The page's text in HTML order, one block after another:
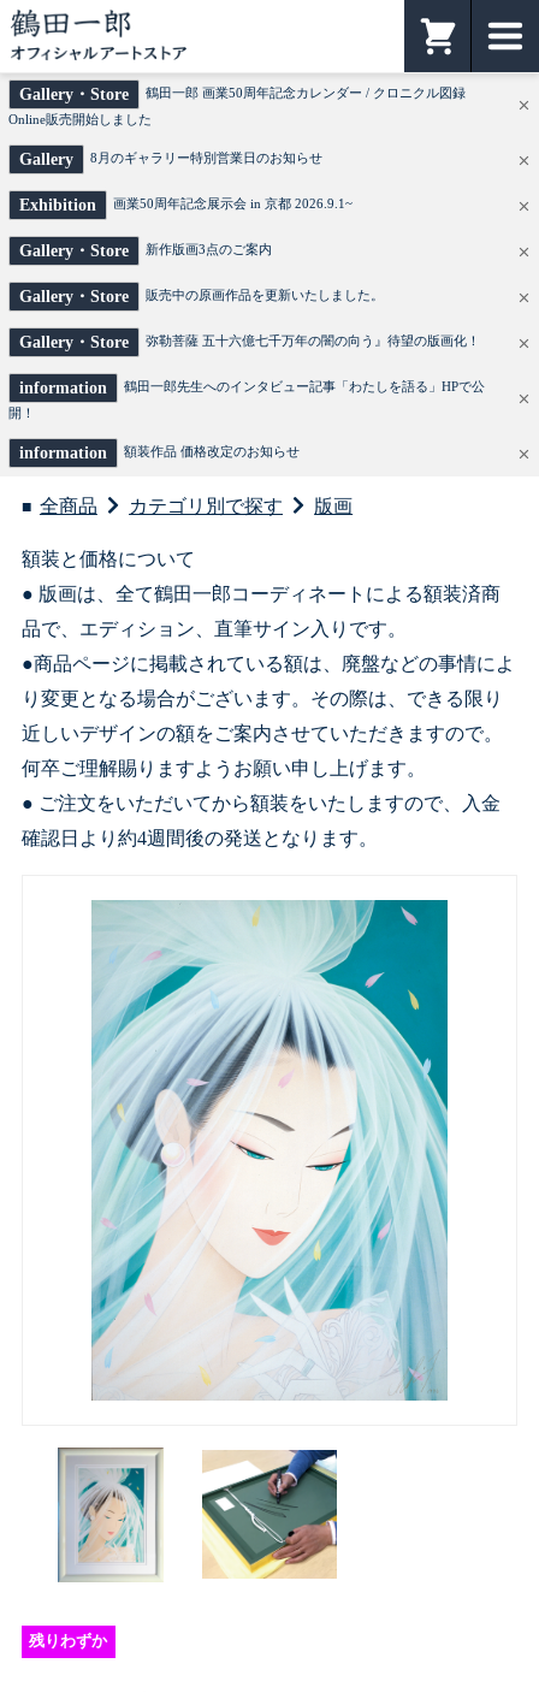
Gallery・Store
鶴田一郎 画業50周年記念カレンダー / クロニクル図録
Online販売開始しました
Gallery 8月のギャラリー特別営業日のお知らせ
Exhibition 画業50周年記念展示会 in 京都 2026.9.1~
Gallery・Store 新作版画3点のご案内
Gallery・Store 販売中の原画作品を更新いたしました。
Gallery・Store 弥勒菩薩 五十六億七千万年の闇の向う』待望の版画化！
information
鶴田一郎先生へのインタビュー記事「わたしを語る」HPで公
開！
information 額装作品 価格改定のお知らせ
全商品 カテゴリ別で探す 版画
額装と価格について
● 版画は、全て鶴田一郎コーディネートによる額装済商
品で、エディション、直筆サイン入りです。
●商品ページに掲載されている額は、廃盤などの事情によ
り変更となる場合がございます。その際は、できる限り
近しいデザインの額をご案内させていただきますので。
何卒ご理解賜りますようお願い申し上げます。
● ご注文をいただいてから額装をいたしますので、入金
確認日より約4週間後の発送となります。
残りわずか